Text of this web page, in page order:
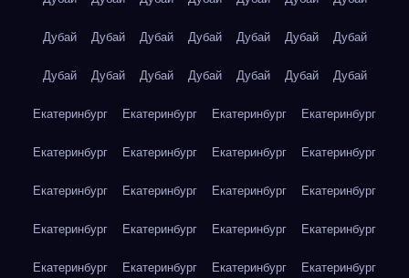
Дубай Дубай Дубай Дубай Дубай Дубай Дубай
Дубай Дубай Дубай Дубай Дубай Дубай Дубай
Екатеринбург Екатеринбург Екатеринбург Екатеринбург
Екатеринбург Екатеринбург Екатеринбург Екатеринбург
Екатеринбург Екатеринбург Екатеринбург Екатеринбург
Екатеринбург Екатеринбург Екатеринбург Екатеринбург
Екатеринбург Екатеринбург Екатеринбург Екатеринбург